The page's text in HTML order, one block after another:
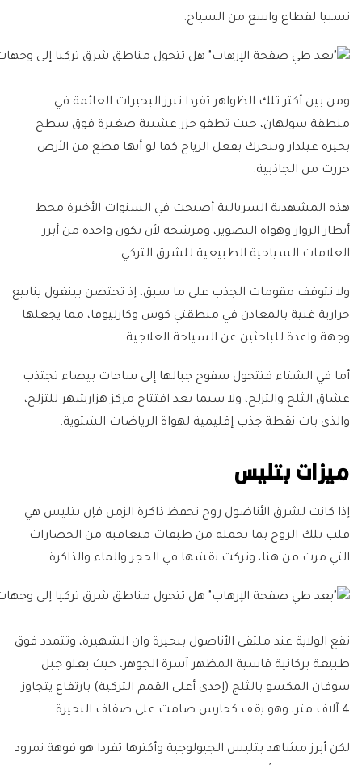
نسبيا لقطاع واسع من السياح.
ومن بين أكثر تلك الظواهر تفردا تبرز البحيرات العائمة في
منطقة سولهان، حيث تطفو جزر عشبية صغيرة فوق سطح
بحيرة غيلدار وتتحرك بفعل الرياح كما لو أنها قطع من الأرض
حررت من الجاذبية.
هذه المشهدية السريالية أصبحت في السنوات الأخيرة محط
أنظار الزوار وهواة التصوير، ومرشحة لأن تكون واحدة من أبرز
العلامات السياحية الطبيعية للشرق التركي.
ولا تتوقف مقومات الجذب على ما سبق، إذ تحتضن بينغول ينابيع
حرارية غنية بالمعادن في منطقتي كوس وكارليوفا، مما يجعلها
وجهة واعدة للباحثين عن السياحة العلاجية.
أما في الشتاء فتتحول سفوح جبالها إلى ساحات بيضاء تجتذب
عشاق الثلج والتزلج، ولا سيما بعد افتتاح مركز هزارشهر للتزلج،
والذي بات نقطة جذب إقليمية لهواة الرياضات الشتوية.
ميزات بتليس
إذا كانت لشرق الأناضول روح تحفظ ذاكرة الزمن فإن بتليس هي
قلب تلك الروح بما تحمله من طبقات متعاقبة من الحضارات
التي مرت من هنا، وتركت نقشها في الحجر والماء والذاكرة.
تقع الولاية عند ملتقى الأناضول ببحيرة وان الشهيرة، وتتمدد فوق
طبيعة بركانية قاسية المظهر آسرة الجوهر، حيث يعلو جبل
سوفان المكسو بالثلج (إحدى أعلى القمم التركية) بارتفاع يتجاوز
4 آلاف متر، وهو يقف كحارس صامت على ضفاف البحيرة.
لكن أبرز مشاهد بتليس الجيولوجية وأكثرها تفردا هو فوهة نمرود